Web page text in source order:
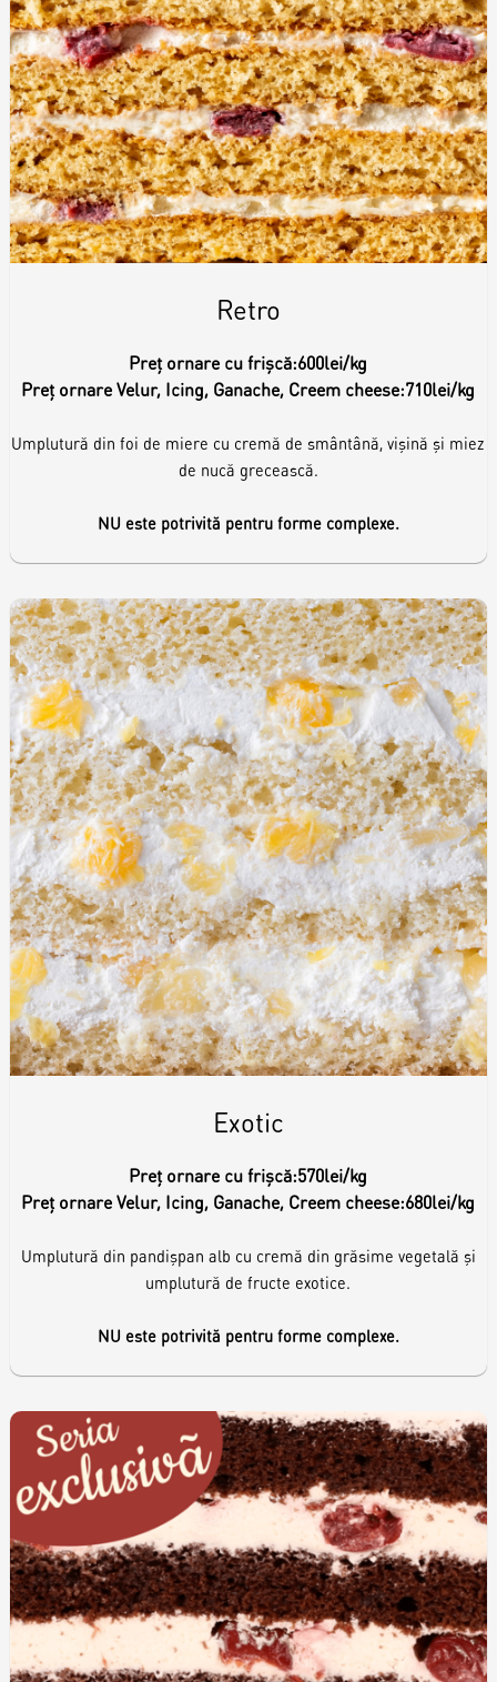
Retro
Preț ornare cu frișcă:600lei/kg
Preț ornare Velur, Icing, Ganache, Creem cheese:710lei/kg
Umplutură din foi de miere cu cremă de smântână, vișină și miez
de nucă grecească.
NU este potrivită pentru forme complexe.
Exotic
Preț ornare cu frișcă:570lei/kg
Preț ornare Velur, Icing, Ganache, Creem cheese:680lei/kg
Umplutură din pandișpan alb cu cremă din grăsime vegetală și
umplutură de fructe exotice.
NU este potrivită pentru forme complexe.